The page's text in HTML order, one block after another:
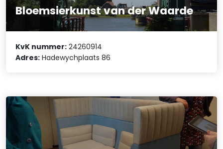
Bloemsierkunst van der Waarde
KvK nummer: 24260914
Adres: Hadewychplaats 86